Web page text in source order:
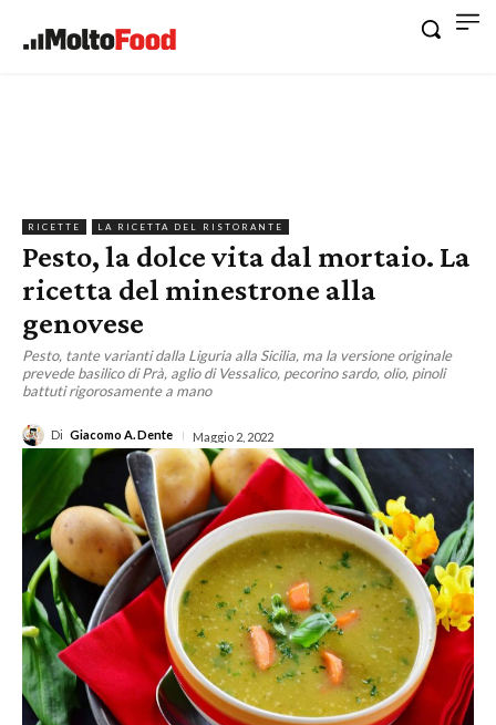
RICETTE LA RICETTA DEL RISTORANTE
Pesto, la dolce vita dal mortaio. La
ricetta del minestrone alla
genovese
Pesto, tante varianti dalla Liguria alla Sicilia, ma la versione originale
prevede basilico di Prà, aglio di Vessalico, pecorino sardo, olio, pinoli
battuti rigorosamente a mano
Di Giacomo A. Dente Maggio 2, 2022